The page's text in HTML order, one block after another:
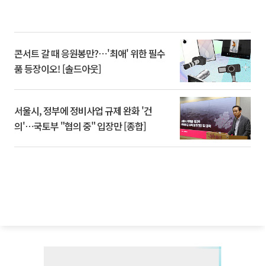
콘서트 갈 때 응원봉만?⋯'최애' 위한 필수
품 등장이오! [솔드아웃]
서울시, 정부에 정비사업 규제 완화 '건
의'⋯국토부 "협의 중" 입장만 [종합]